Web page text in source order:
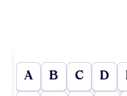
A B C D